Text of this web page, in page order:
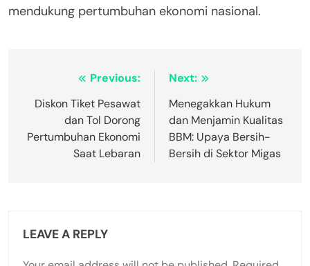
mendukung pertumbuhan ekonomi nasional.
navigation
Previous:
Diskon Tiket Pesawat
dan Tol Dorong
Pertumbuhan Ekonomi
Saat Lebaran
Next:
Menegakkan Hukum
dan Menjamin Kualitas
BBM: Upaya Bersih-
Bersih di Sektor Migas
LEAVE A REPLY